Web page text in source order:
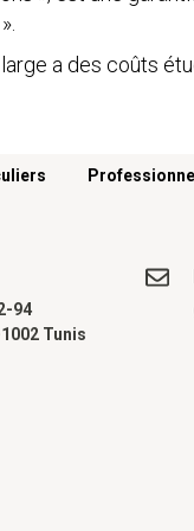
a des coûts
94
Tunis